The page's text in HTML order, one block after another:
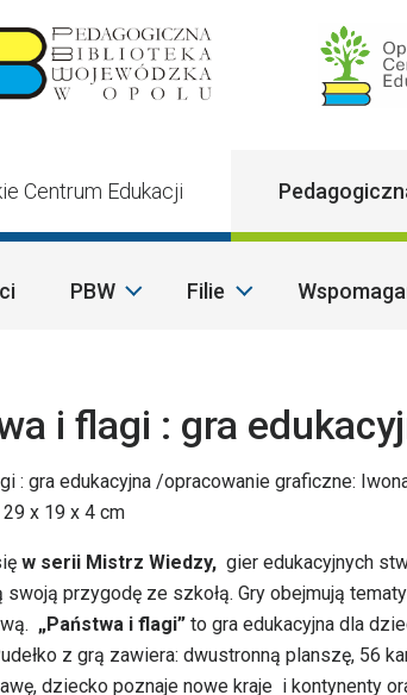
Centrum Edukacji
PBW Filie
i flagi : gra
: gra edukacyjna /opracowanie graficzne:
29 x 19 x 4 cm
w serii Mistrz Wiedzy, gier edukacyjnych
swoją przygodę ze szkołą. Gry obejmują
„Państwa i flagi” to gra edukacyjna dla
z grą zawiera: dwustronną planszę, 56
dziecko poznaje nowe kraje i kontynenty